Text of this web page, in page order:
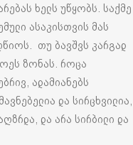
ხელს უწყობს. საქმე
ასაკისთვის მას
თუ ბავშვს კარგად
ზონას. როცა
ადამიანებს
და სირცხვილია,
და არა სირბილი და